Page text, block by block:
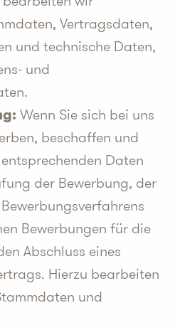
Vertragsdaten,
und technische Daten,
und
Wenn Sie sich bei uns
beschaffen und
Daten
der Bewerbung, der
Bewerbungen für die
Abschluss eines
Hierzu bearbeiten
und